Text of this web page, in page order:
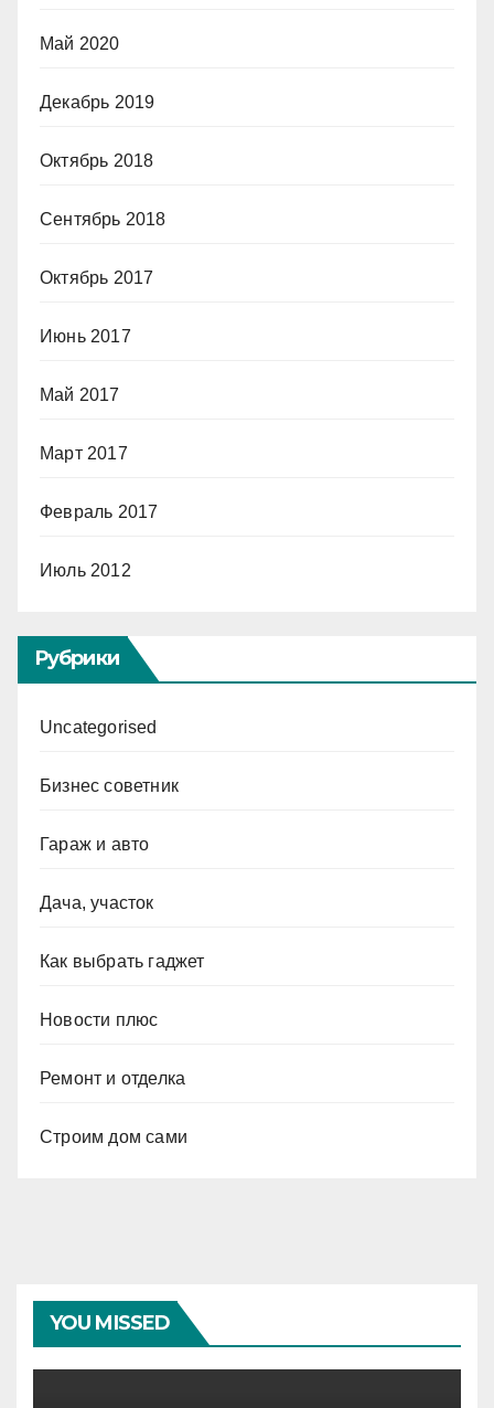
Май 2020
Декабрь 2019
Октябрь 2018
Сентябрь 2018
Октябрь 2017
Июнь 2017
Май 2017
Март 2017
Февраль 2017
Июль 2012
Рубрики
Uncategorised
Бизнес советник
Гараж и авто
Дача, участок
Как выбрать гаджет
Новости плюс
Ремонт и отделка
Строим дом сами
YOU MISSED